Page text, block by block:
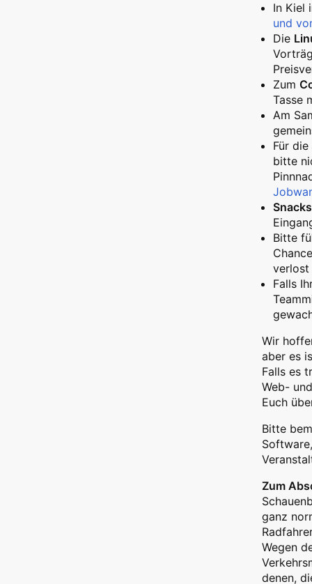
In Kiel
und
Die
Zum
Tasse
Am
Für die
bitte
Bitte
verlost
Falls
Wir
aber es
Falls es
Web-
Euch
Bitte
Zum
ganz
Wegen
denen,